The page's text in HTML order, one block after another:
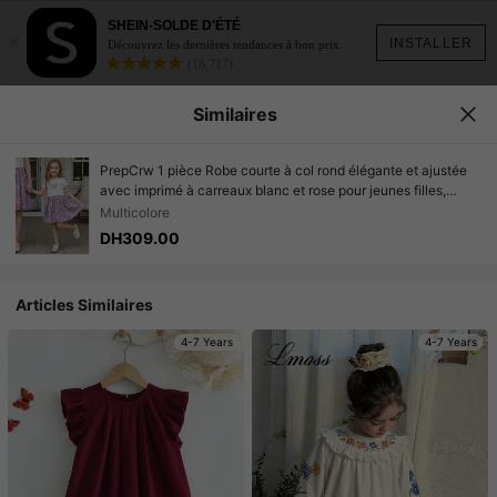
INSTALLER
SHEIN-SOLDE D'ÉTÉ
Découvrez les dernières tendances à bon prix.
Similaires
PrepCrw 1 pièce Robe courte à col rond élégante et ajustée
avec imprimé à carreaux blanc et rose pour jeunes filles,
convient pour le port quotidien, la rentrée scolaire, les sorties,
les rassemblements, les festivals, le printemps et l'été
Multicolore
DH309.00
Articles Similaires
4-7 Years 4-7 Years